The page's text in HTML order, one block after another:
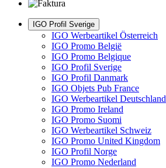
IGO Profil Sverige
IGO Werbeartikel Österreich
IGO Promo België
IGO Promo Belgique
IGO Profil Sverige
IGO Profil Danmark
IGO Objets Pub France
IGO Werbeartikel Deutschland
IGO Promo Ireland
IGO Promo Suomi
IGO Werbeartikel Schweiz
IGO Promo United Kingdom
IGO Profil Norge
IGO Promo Nederland